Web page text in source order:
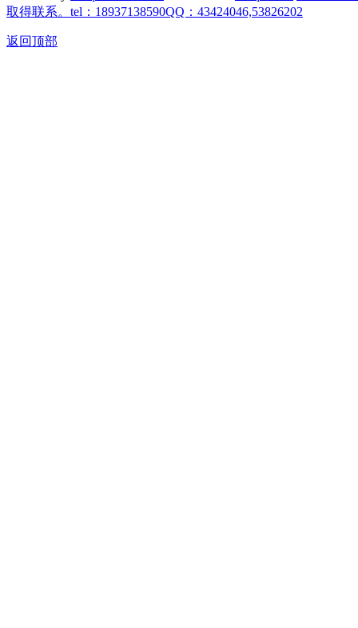
取得联系。tel：18937138590QQ：43424046,53826202
返回顶部